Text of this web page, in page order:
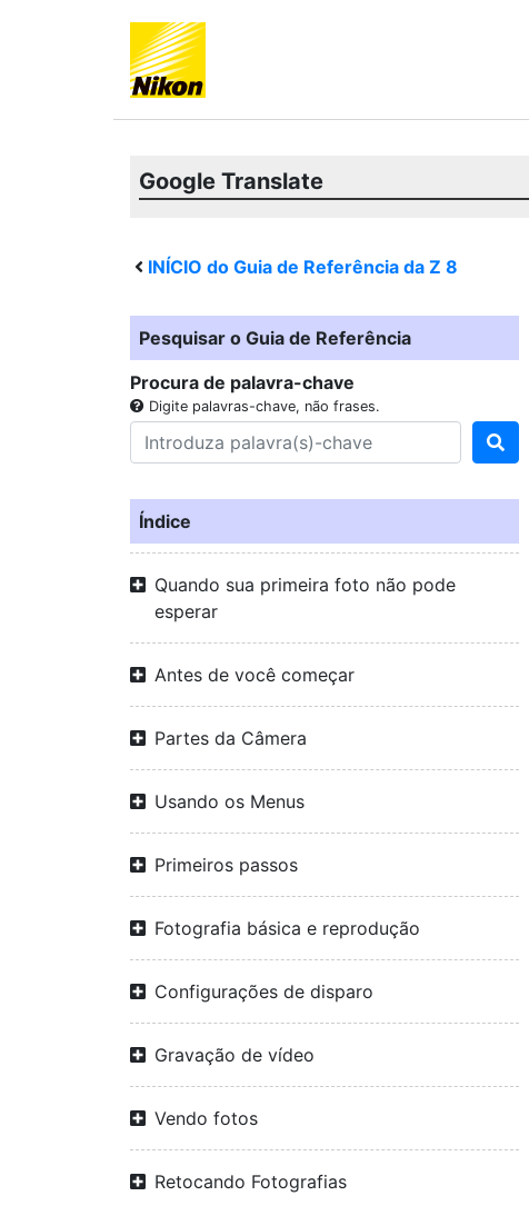
Google Translate
INÍCIO do Guia de Referência da Z 8
Pesquisar o Guia de Referência
Procura de palavra-chave
Digite palavras-chave, não frases.
Índice
Quando sua primeira foto não pode
esperar
Antes de você começar
Partes da Câmera
Usando os Menus
Primeiros passos
Fotografia básica e reprodução
Configurações de disparo
Gravação de vídeo
Vendo fotos
Retocando Fotografias